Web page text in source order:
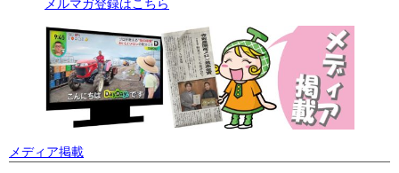
メルマガ登録はこちら
メディア掲載